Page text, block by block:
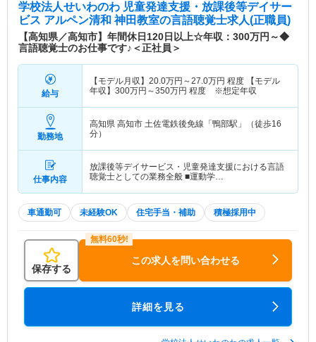
学校法人せいわのわ 児童発達支援・放課後等デイサー
ビス アルペン清和 神田教室の言語聴覚士求人(正職員)
【高知県／高知市】年間休日120日以上☆年収：300万円～◆
言語聴覚士のお仕事です♪＜正社員＞
給与
【モデル月収】 20.0万円～27.0万円 程度 【モデル
年収】 300万円～350万円 程度 ※想定年収
勤務地
高知県 高知市 土佐電鉄後免線「鴨部駅」（徒歩16
分）
仕事内容
放課後等デイサービス・児童発達支援における言語
聴覚士としての業務全般 ■運動学…
車通勤可 未経験OK 住宅手当・補助 積極採用中
保存する
この求人を問い合わせる
詳細を見る